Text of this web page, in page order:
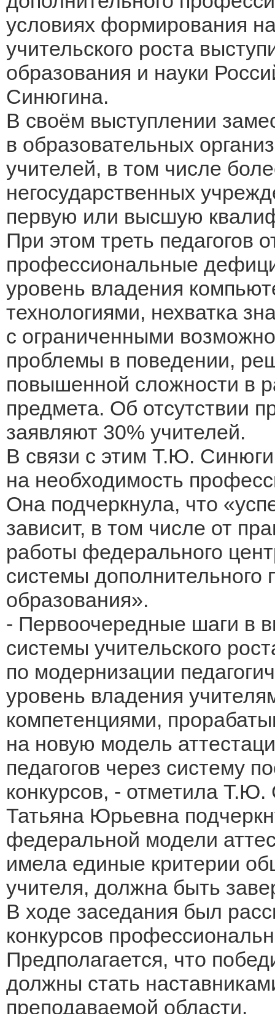
условиях формирования
учительского роста
образования и науки
Синюгина.
В своём выступлении
в образовательных
учителей, в том числе
негосударственных
первую или высшую
При этом треть педагогов
профессиональные
уровень владения
технологиями, нехватка
с ограниченными
проблемы в поведении,
повышенной сложности в
предмета. Об отсутствии
заявляют 30% учителей.
В связи с этим Т.Ю.
на необходимость
Она подчеркнула, что
зависит, в том числе от
работы федерального
системы дополнительного
образования».
- Первоочередные шаги в
системы учительского
по модернизации
уровень владения
компетенциями,
на новую модель
педагогов через систему
конкурсов, - отметила
Татьяна Юрьевна
федеральной модели
имела единые критерии
учителя, должна быть
В ходе заседания был
конкурсов
Предполагается, что
должны стать
преподаваемой области.